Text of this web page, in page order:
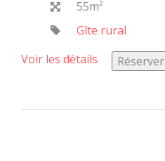
55m²
Gîte rural
Voir les détails
Réserver